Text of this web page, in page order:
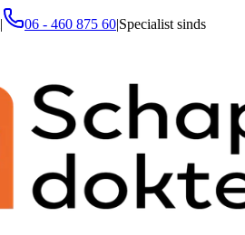
| 06 - 460 875 60|Specialist sinds